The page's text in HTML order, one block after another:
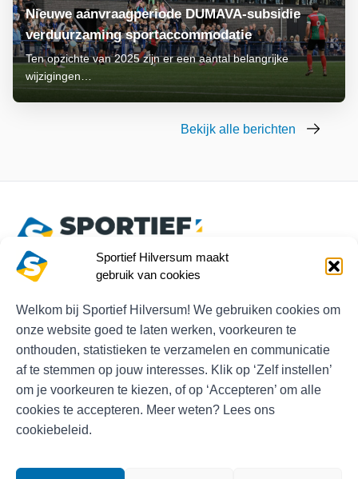
Sportief Hilversum maakt
gebruik van cookies
Welkom bij Sportief Hilversum! We gebruiken cookies om
onze website goed te laten werken, voorkeuren te
onthouden, statistieken te verzamelen en communicatie
af te stemmen op jouw interesses. Klik op ‘Zelf instellen’
om je voorkeuren te kiezen, of op ‘Accepteren’ om alle
cookies te accepteren. Meer weten? Lees ons
cookiebeleid.
Nieuwe aanvraagperiode DUMAVA-subsidie
verduurzaming sportaccommodatie
Ten opzichte van 2025 zijn er een aantal belangrijke
wijzigingen…
Bekijk alle berichten
Contactgegevens en informatie
Veelgestelde vragen
Wachtwoord vergeten